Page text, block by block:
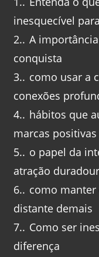
inesquecível
2. A
conquista
3. como usar a
conexões
4. hábitos que
marcas positivas
5. o papel da
atração
6. como
distante demais
7. Como ser
diferença